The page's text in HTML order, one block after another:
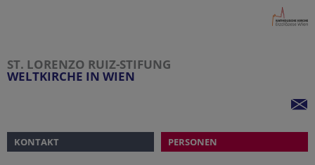
ST. LORENZO RUIZ-STIFUNG
WELTKIRCHE IN WIEN
KONTAKT PERSONEN